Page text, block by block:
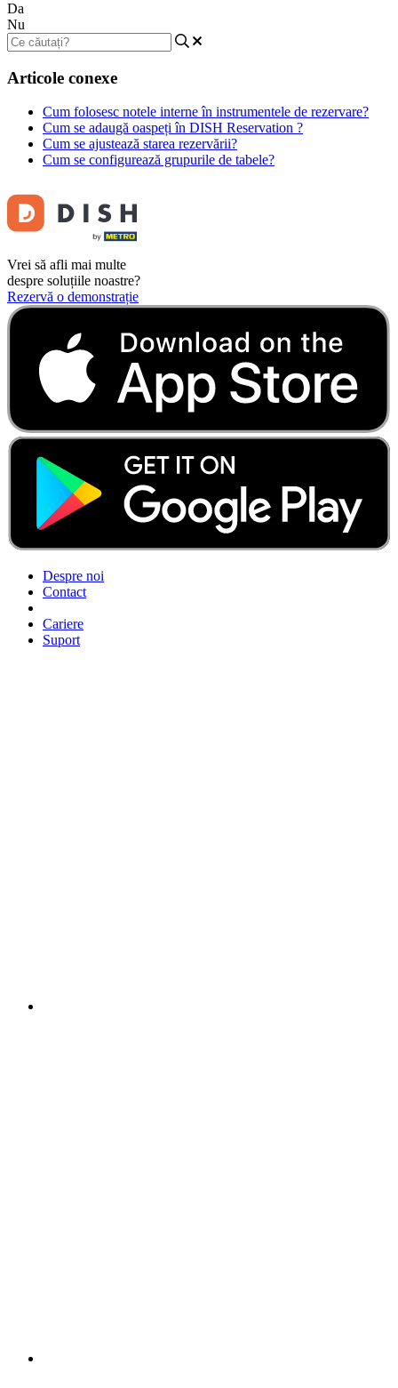
Da
Nu
Articole conexe
Cum folosesc notele interne în instrumentele de rezervare?
Cum se adaugă oaspeți în DISH Reservation ?
Cum se ajustează starea rezervării?
Cum se configurează grupurile de tabele?
Vrei să afli mai multe
despre soluțiile noastre?
Rezervă o demonstrație
Despre noi
Contact
Cariere
Suport